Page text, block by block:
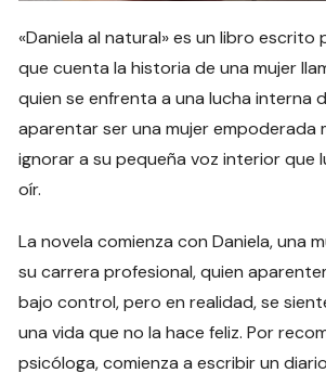
«Daniela al natural» es un libro escrito
que cuenta la historia de una mujer
quien se enfrenta a una lucha interna
aparentar ser una mujer empoderada
ignorar a su pequeña voz interior que
oír.
La novela comienza con Daniela, una
su carrera profesional, quien
bajo control, pero en realidad, se
una vida que no la hace feliz. Por
psicóloga, comienza a escribir un